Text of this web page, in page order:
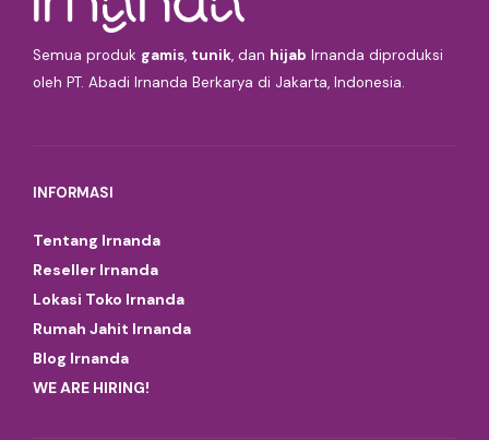
Semua produk gamis, tunik, dan hijab Irnanda diproduksi
oleh PT. Abadi Irnanda Berkarya di Jakarta, Indonesia.
INFORMASI
Tentang Irnanda
Reseller Irnanda
Lokasi Toko Irnanda
Rumah Jahit Irnanda
Blog Irnanda
WE ARE HIRING!